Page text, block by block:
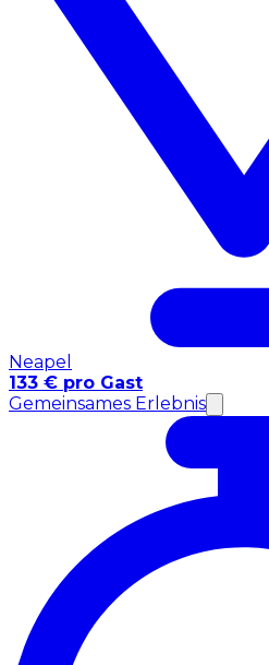
Neapel
133 € pro Gast
Gemeinsames Erlebnis